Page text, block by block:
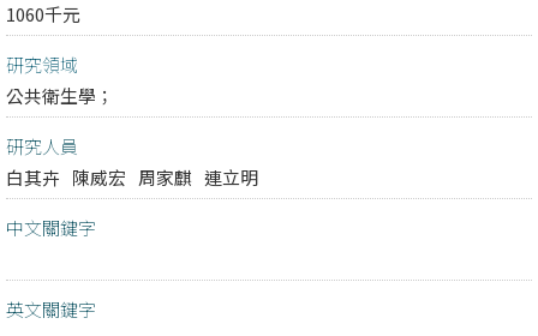
1060千元
研究領域
公共衛生學；
研究人員
白其卉 陳威宏 周家麒 連立明
中文關鍵字
英文關鍵字